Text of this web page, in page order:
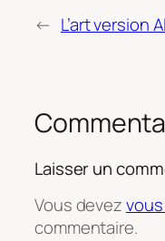
← L’art version
Laisser un
Vous devez
commentaire.